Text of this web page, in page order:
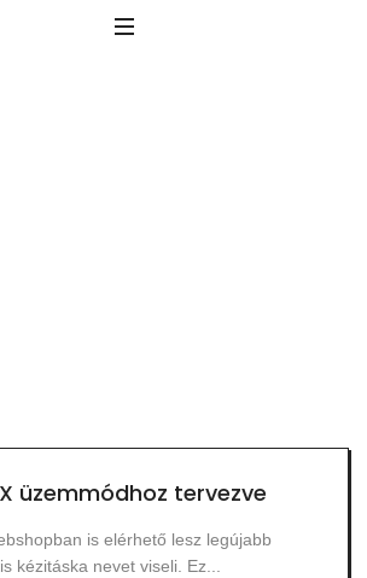
üzemmódhoz tervezve
is elérhető lesz legújabb
kézitáska nevet viseli. Ez...